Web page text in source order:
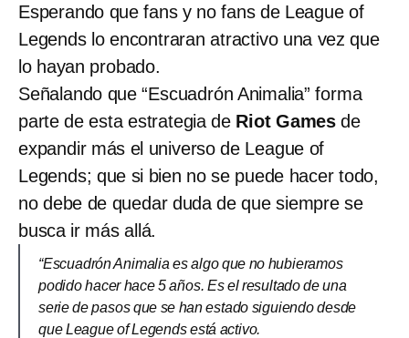
Esperando que fans y no fans de League of
Legends lo encontraran atractivo una vez que
lo hayan probado.
Señalando que “Escuadrón Animalia” forma
parte de esta estrategia de Riot Gamesde
expandir más el universo de League of
Legends; que si bien no se puede hacer todo,
no debe de quedar duda de que siempre se
busca ir más allá.
“Escuadrón Animalia es algo que no hubieramos
podido hacer hace 5 años. Es el resultado de una
serie de pasos que se han estado siguiendo desde
que League of Legends está activo.